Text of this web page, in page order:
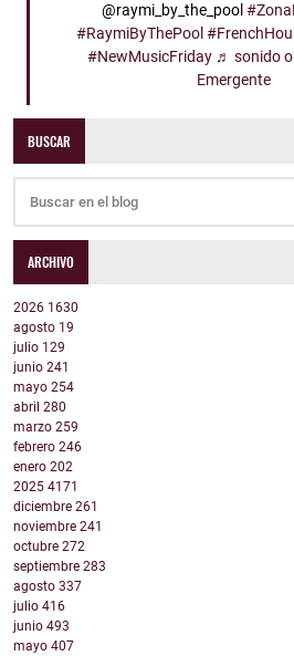
@raymi_by_the_pool
#RaymiByThePool
#NewMusicFriday ♬ sonido
Emergente
BUSCAR
ARCHIVO
2026 1630
agosto 19
julio 129
junio 241
mayo 254
abril 280
marzo 259
febrero 246
enero 202
2025 4171
diciembre 261
noviembre 241
octubre 272
septiembre 283
agosto 337
julio 416
junio 493
mayo 407